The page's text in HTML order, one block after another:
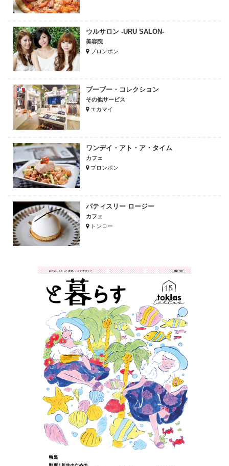
ウルサロン -URU SALON-
美容院
プロンポン
ブーブー・コレクション
その他サービス
エカマイ
ワンデイ・アト・ア・タイム
カフェ
プロンポン
パティスリー ロージー
カフェ
トンロー